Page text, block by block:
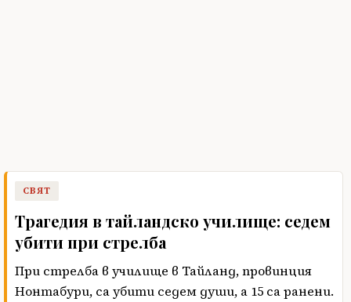
СВЯТ
Трагедия в тайландско училище: седем
убити при стрелба
При стрелба в училище в Тайланд, провинция
Нонтабури, са убити седем души, а 15 са ранени.